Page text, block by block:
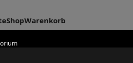
ShopWarenkorb